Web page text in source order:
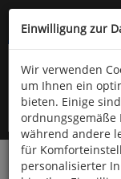
Kompletten Head
Startseite Bücher
Einwilligung zur
Wir verwenden
um Ihnen ein
bieten. Einige
ordnungsgemäße
während andere
für
personalisierter